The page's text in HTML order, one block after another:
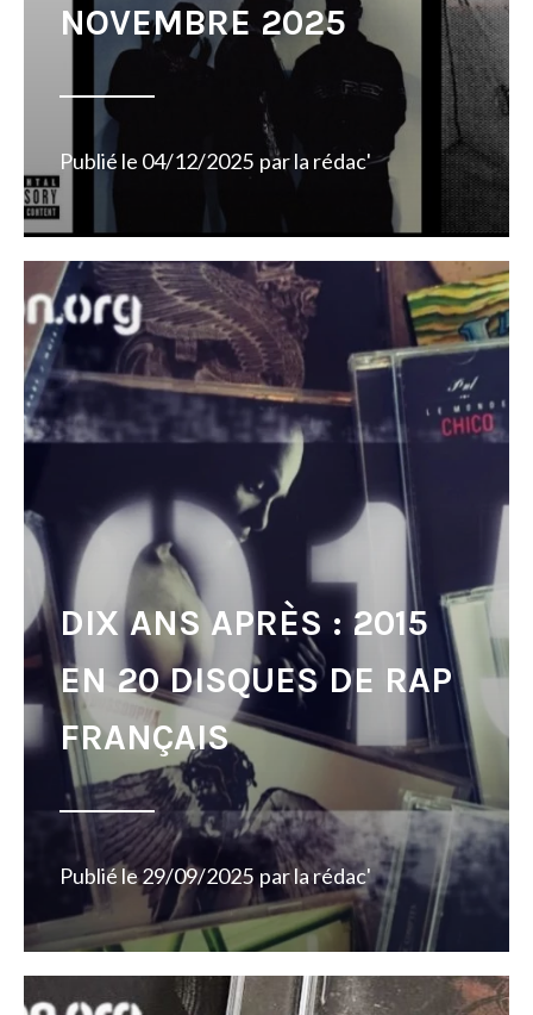
NOVEMBRE 2025
Publié le 04/12/2025 parla rédac'
DIX ANS APRÈS : 2015
EN 20 DISQUES DE RAP
FRANÇAIS
Publié le29/09/2025 parla rédac'